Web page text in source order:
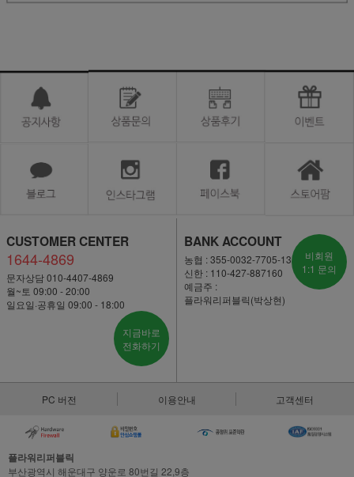
CUSTOMER CENTER
1644-4869
문자상담 010-4407-4869
월~토 09:00 - 20:00
일요일·공휴일 09:00 - 18:00
지금바로
전화하기
BANK ACCOUNT
농협 : 355-0032-7705-13
신한 : 110-427-887160
예금주 :
플라워리퍼블릭(박상현)
비회원
1:1 문의
PC 버전 이용안내 고객센터
플라워리퍼블릭
부산광역시 해운대구 양운로 80번길 22,9층